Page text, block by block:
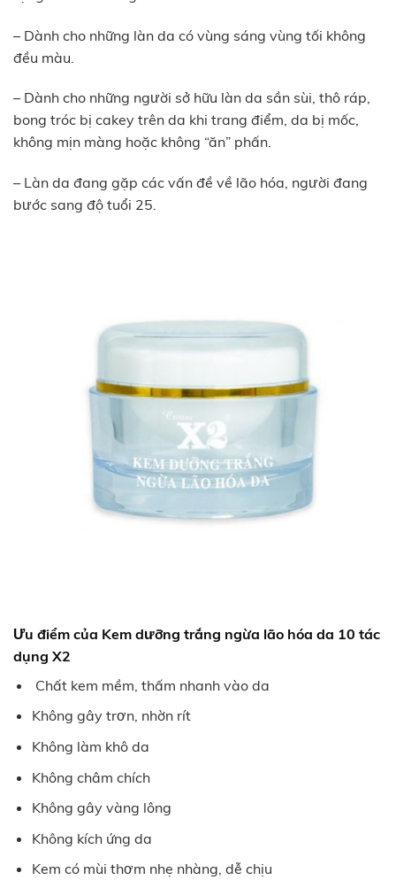
– Dành cho những làn da có vùng sáng vùng tối không
đều màu.
– Dành cho những người sở hữu làn da sần sùi, thô ráp,
bong tróc bị cakey trên da khi trang điểm, da bị mốc,
không mịn màng hoặc không “ăn” phấn.
– Làn da đang gặp các vấn đề về lão hóa, người đang
bước sang độ tuổi 25.
Ưu điểm của Kem dưỡng trắng ngừa lão hóa da 10 tác
dụng X2
Chất kem mềm, thấm nhanh vào da
Không gây trơn, nhờn rít
Không làm khô da
Không châm chích
Không gây vàng lông
Không kích ứng da
Kem có mùi thơm nhẹ nhàng, dễ chịu